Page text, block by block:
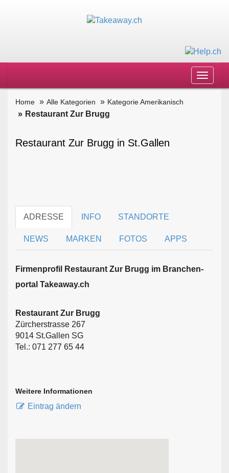
Toggle
Home Alle Kategorien Kategorie Amerikanisch
Restaurant Zur Brugg
Restaurant Zur Brugg in St.Gallen
ADRESSE INFO STANDORTE
NEWS MARKEN FOTOS APPS
Firmen­profil Restaurant Zur Brugg im Branchen­
portal Takeaway.ch
Restaurant Zur Brugg
Zürcherstrasse 267
9014 St.Gallen SG
Tel.: 071 277 65 44
Weitere Informationen
Eintrag ändern